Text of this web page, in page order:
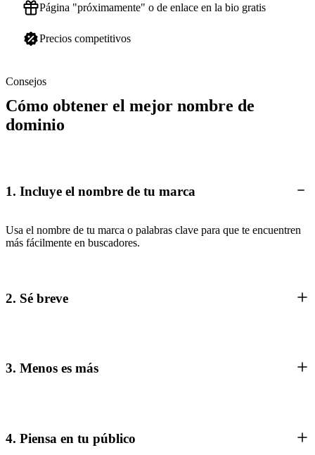
Página "próximamente" o de enlace en la bio gratis
Precios competitivos
Consejos
Cómo obtener el mejor nombre de
dominio
1. Incluye el nombre de tu marca
Usa el nombre de tu marca o palabras clave para que te encuentren
más fácilmente en buscadores.
2. Sé breve
3. Menos es más
4. Piensa en tu público